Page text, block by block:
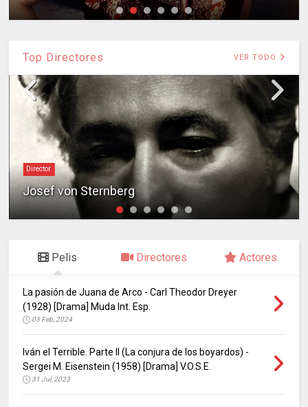
Top Directores VER TODO
Director
Josef von Sternberg
Pelis Directores Actores
La pasión de Juana de Arco - Carl Theodor Dreyer
(1928) [Drama] Muda Int. Esp.
03 Feb, 2024
Iván el Terrible. Parte II (La conjura de los boyardos) -
Sergei M. Eisenstein (1958) [Drama] V.O.S.E.
31 Jul, 2023